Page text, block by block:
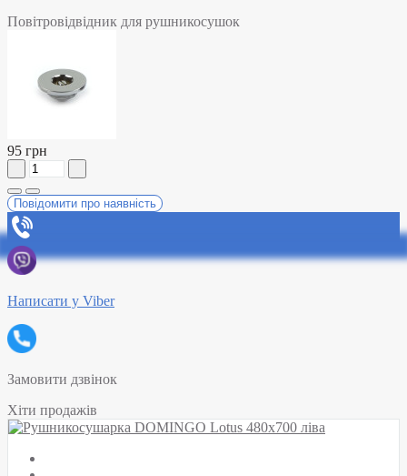
Повітровідвідник для рушникосушок
95 грн
Повідомити про наявність
Написати у Viber
Замовити дзвінок
Хіти продажів